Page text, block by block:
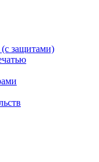
защитами)